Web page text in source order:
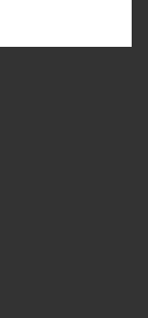
ventana)